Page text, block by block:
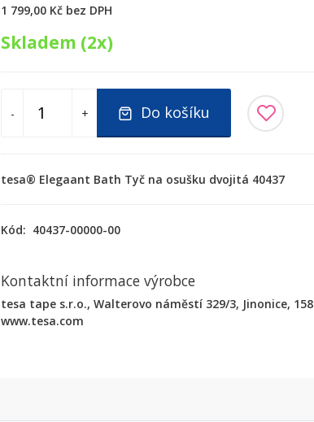
1 799,00 Kč bez DPH
Skladem (2x)
- + Do košíku
tesa® Elegaant Bath Tyč na osušku dvojitá 40437
Kód: 40437-00000-00
Kontaktní informace výrobce
tesa tape s.r.o., Walterovo náměstí 329/3, Jinonice,
www.tesa.com